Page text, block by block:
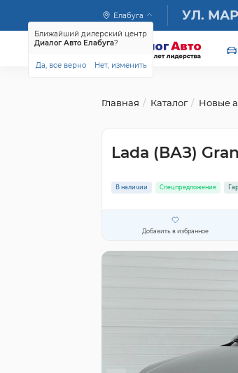
Елабуга
Ближайший дилерский центр
Диалог Авто Елабуга?
Да, все верно Нет, изменить
УЛ.
Главная Каталог Новые
Lada (ВАЗ)
В наличии Спецпредложение
Добавить в избранное